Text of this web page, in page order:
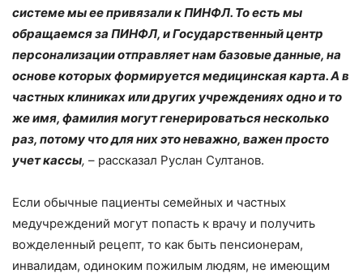
системе мы ее привязали к ПИНФЛ. То есть мы
обращаемся за ПИНФЛ, и Государственный центр
персонализации отправляет нам базовые данные, на
основе которых формируется медицинская карта. А в
частных клиниках или других учреждениях одно и то
же имя, фамилия могут генерироваться несколько
раз, потому что для них это неважно, важен просто
учет кассы, – рассказал Руслан Султанов.
Если обычные пациенты семейных и частных
медучреждений могут попасть к врачу и получить
вожделенный рецепт, то как быть пенсионерам,
инвалидам, одиноким пожилым людям, не имеющим